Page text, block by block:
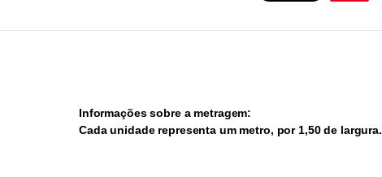
Informações sobre a metragem:
Cada unidade representa um metro, por 1,50 de largura.